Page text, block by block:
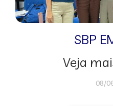
SBP
Veja
08/